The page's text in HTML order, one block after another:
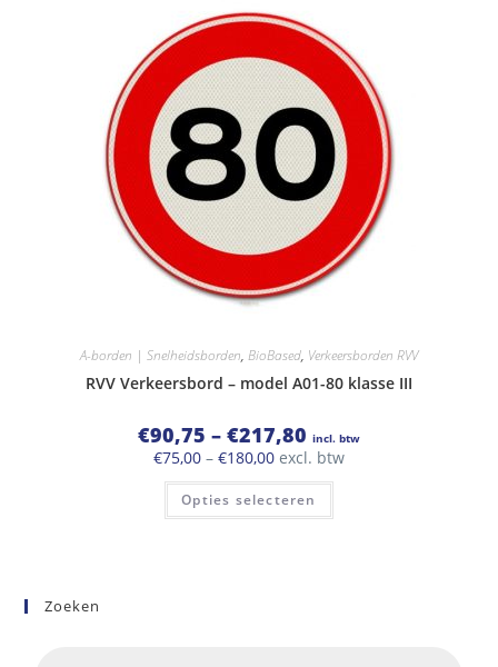
optie
kan
gekozen
worden
op
de
productpagina
A-borden | Snelheidsborden, BioBased, Verkeersborden RVV
RVV Verkeersbord – model A01-80 klasse III
€90,75 – €217,80 Prijsklasse:
€90,75
tot
€217,80
incl. btw
€75,00 – €180,00Prijsklasse:
tot
€180,00
excl. btw
Opties selecteren
Dit
heeft
Zoeken